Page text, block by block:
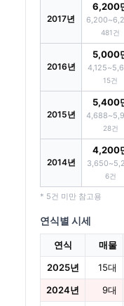
2017년
6,200
481건
2016년
5,000
15건
2015년
5,400
28건
2014년
4,200
6건
* 5건 미만 참고용
연식별 시세
연식 매물
2025년
15대
2024년
9대